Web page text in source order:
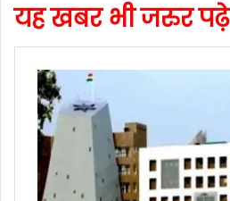
यह खबर भी जरुर पढ़े